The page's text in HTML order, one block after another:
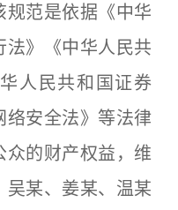
规范是依据《中华
法》《中华人民共
人民共和国证券
络安全法》等法律
众的财产权益，维
吴某、姜某、温某